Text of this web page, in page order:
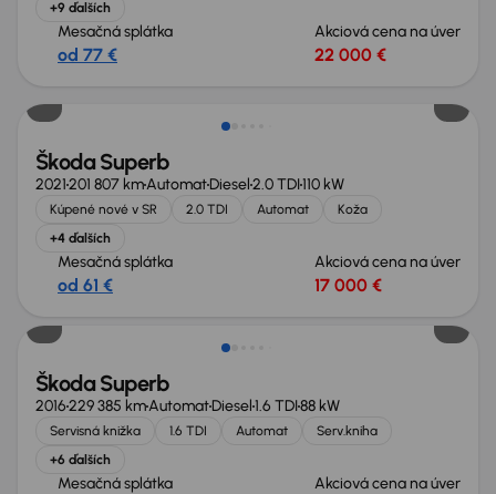
+9 ďalších
Mesačná splátka
od 77 €
Akciová cena na úver
22 000 €
Škoda Superb
2021201 807 kmAutomatDiesel2.0 TDI110 kW
Kúpené nové v SR 2.0 TDI Automat
Koža
+4 ďalších
Mesačná splátka
od 61 €
Akciová cena na úver
17 000 €
Škoda Superb
2016229 385 kmAutomatDiesel1.6 TDI88 kW
Servisná knižka 1.6 TDI Automat
Serv.kniha
+6 ďalších
Mesačná splátka Akciová cena na úver